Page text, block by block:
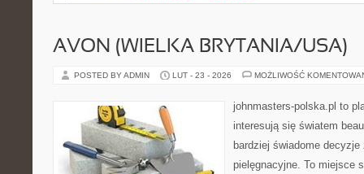
AVON (WIELKA BRYTANIA/USA)
POSTED BY ADMIN LUT - 23 - 2026 MOŻLIWOŚĆ
johnmasters-polska.pl to
interesują się światem
bardziej świadome decyzje
pielęgnacyjne. To miejsce